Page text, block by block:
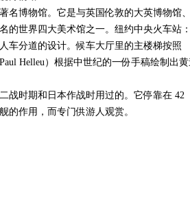
名博物馆。它是与英国伦敦的大英博物馆
的世界四大美术馆之一。纽约中央火车站
车分道的设计。候车大厅里的主楼梯按照
Helleu）根据中世纪的一份手稿绘制出
战时期和日本作战时用过的。它停靠在 42
的作用，而专门供游人观赏。